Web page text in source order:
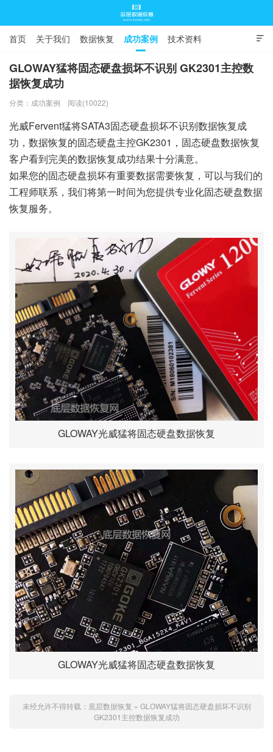
底层数据恢复

首页 关于我们 数据恢复 成功案例 技术资料
常见问题
GLOWAY猛将固态硬盘损坏不识别 GK2301主控数
据恢复成功
分类： 成功案例 阅读(10022)
光威Fervent猛将SATA3固态硬盘损坏不识别数据恢复成
功，数据恢复的固态硬盘主控GK2301，固态硬盘数据恢复
客户看到完美的数据恢复成功结果十分满意。
如果您的固态硬盘损坏有重要数据需要恢复，可以与我们的
工程师联系，我们将第一时间为您提供专业化固态硬盘数据
恢复服务。
GLOWAY光威猛将固态硬盘数据恢复
GLOWAY光威猛将固态硬盘数据恢复
未经允许不得转载： 底层数据恢复 » GLOWAY猛将固态硬盘损坏不识别
GK2301主控数据恢复成功